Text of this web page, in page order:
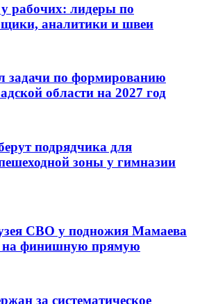
рабочих: лидеры по
аналитики и швеи
задачи по формированию
области на 2027 год
подрядчика для
зоны у гимназии
СВО у подножия Мамаева
на финишную прямую
за систематическое